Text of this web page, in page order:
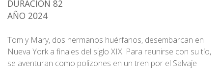
DURACIÓN 82
AÑO 2024
Tom y Mary, dos hermanos huérfanos, desembarcan en
Nueva York a finales del siglo XIX. Para reunirse con su tío,
se aventuran como polizones en un tren por el Salvaje